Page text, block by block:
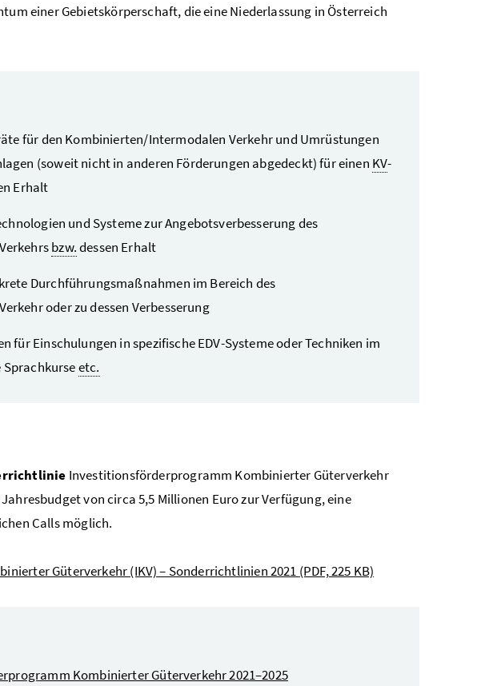
einer Gebietskörperschaft, die eine Niederlassung in Österreich
für den Kombinierten/Intermodalen Verkehr und Umrüstungen
(soweit nicht in anderen Förderungen abgedeckt) für einen KV-
Erhalt
und Systeme zur Angebotsverbesserung des
bzw.dessen Erhalt
Durchführungsmaßnahmen im Bereich des
oder zu dessen Verbesserung
für Einschulungen in spezifische EDV-Systeme oder Techniken im
Sprachkurseetc.
Investitionsförderprogramm Kombinierter Güterverkehr
Jahresbudget von circa 5,5 Millionen Euro zur Verfügung, eine
Callsmöglich.
Güterverkehr (IKV) – Sonderrichtlinien 2021 (PDF, 225 KB)
Kombinierter Güterverkehr 2021–2025